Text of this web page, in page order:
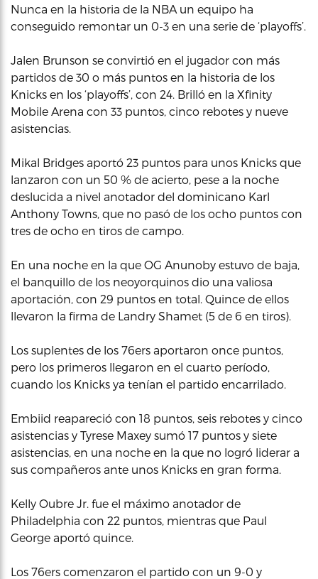
Nunca en la historia de la NBA un equipo ha
conseguido remontar un 0-3 en una serie de ‘playoffs’.
Jalen Brunson se convirtió en el jugador con más
partidos de 30 o más puntos en la historia de los
Knicks en los ‘playoffs’, con 24. Brilló en la Xfinity
Mobile Arena con 33 puntos, cinco rebotes y nueve
asistencias.
Mikal Bridges aportó 23 puntos para unos Knicks que
lanzaron con un 50 % de acierto, pese a la noche
deslucida a nivel anotador del dominicano Karl
Anthony Towns, que no pasó de los ocho puntos con
tres de ocho en tiros de campo.
En una noche en la que OG Anunoby estuvo de baja,
el banquillo de los neoyorquinos dio una valiosa
aportación, con 29 puntos en total. Quince de ellos
llevaron la firma de Landry Shamet (5 de 6 en tiros).
Los suplentes de los 76ers aportaron once puntos,
pero los primeros llegaron en el cuarto período,
cuando los Knicks ya tenían el partido encarrilado.
Embiid reapareció con 18 puntos, seis rebotes y cinco
asistencias y Tyrese Maxey sumó 17 puntos y siete
asistencias, en una noche en la que no logró liderar a
sus compañeros ante unos Knicks en gran forma.
Kelly Oubre Jr. fue el máximo anotador de
Philadelphia con 22 puntos, mientras que Paul
George aportó quince.
Los 76ers comenzaron el partido con un 9-0 y